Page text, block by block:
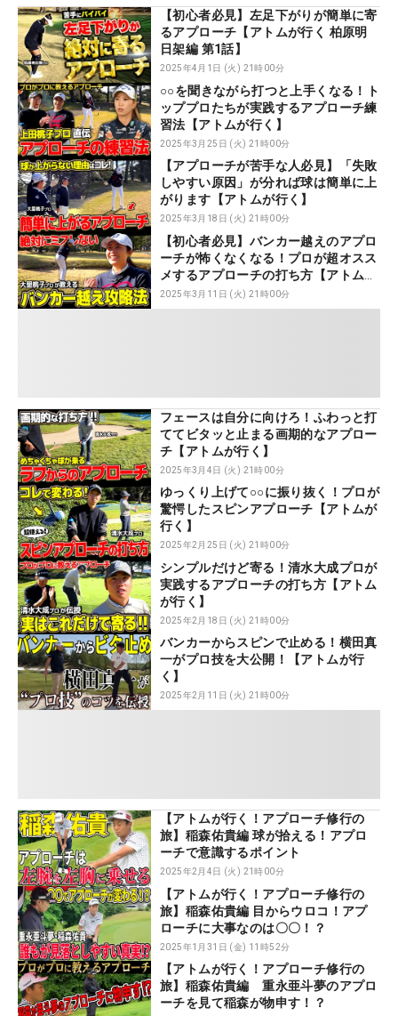
【初心者必見】左足下がりが簡単に寄
るアプローチ【アトムが行く 柏原明
日架編 第1話】
2025年4月1日 (火) 21時00分
○○を聞きながら打つと上手くなる！ト
ッププロたちが実践するアプローチ練
習法【アトムが行く】
2025年3月25日 (火) 21時00分
【アプローチが苦手な人必見】「失敗
しやすい原因」が分れば球は簡単に上
がります【アトムが行く】
2025年3月18日 (火) 21時00分
【初心者必見】バンカー越えのアプロ
ーチが怖くなくなる！プロが超オスス
メするアプローチの打ち方【アトムが
行く】
2025年3月11日 (火) 21時00分
フェースは自分に向けろ！ふわっと打
ててビタッと止まる画期的なアプロー
チ【アトムが行く】
2025年3月4日 (火) 21時00分
ゆっくり上げて○○に振り抜く！プロが
驚愕したスピンアプローチ【アトムが
行く】
2025年2月25日 (火) 21時00分
シンプルだけど寄る！清水大成プロが
実践するアプローチの打ち方【アトム
が行く】
2025年2月18日 (火) 21時00分
バンカーからスピンで止める！横田真
一がプロ技を大公開！【アトムが行
く】
2025年2月11日 (火) 21時00分
【アトムが行く！アプローチ修行の
旅】稲森佑貴編 球が拾える！アプロ
ーチで意識するポイント
2025年2月4日 (火) 21時00分
【アトムが行く！アプローチ修行の
旅】稲森佑貴編 目からウロコ！アプ
ローチに大事なのは〇〇！？
2025年1月31日 (金) 11時52分
【アトムが行く！アプローチ修行の
旅】稲森佑貴編 重永亜斗夢のアプロ
ーチを見て稲森が物申す！？